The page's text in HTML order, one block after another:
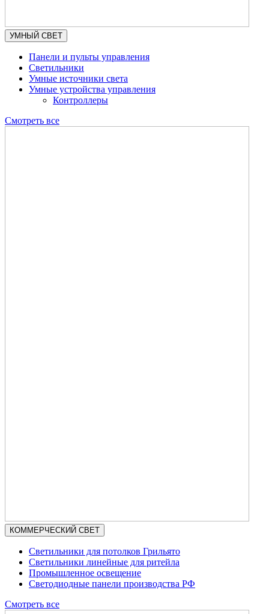
УМНЫЙ СВЕТ
Панели и пульты управления
Светильники
Умные источники света
Умные устройства управления
Контроллеры
Смотреть все
КОММЕРЧЕСКИЙ СВЕТ
Светильники для потолков Грильято
Светильники линейные для ритейла
Промышленное освещение
Светодиодные панели производства РФ
Смотреть все